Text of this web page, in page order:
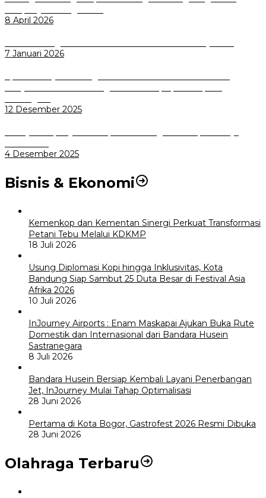
8 April 2026
7 Januari 2026
12 Desember 2025
4 Desember 2025
Bisnis & Ekonomi
Kemenkop dan Kementan Sinergi Perkuat Transformasi
Petani Tebu Melalui KDKMP
18 Juli 2026
Usung Diplomasi Kopi hingga Inklusivitas, Kota
Bandung Siap Sambut 25 Duta Besar di Festival Asia
Afrika 2026
10 Juli 2026
InJourney Airports : Enam Maskapai Ajukan Buka Rute
Domestik dan Internasional dari Bandara Husein
Sastranegara
8 Juli 2026
Bandara Husein Bersiap Kembali Layani Penerbangan
Jet, InJourney Mulai Tahap Optimalisasi
28 Juni 2026
Pertama di Kota Bogor, Gastrofest 2026 Resmi Dibuka
28 Juni 2026
Olahraga Terbaru